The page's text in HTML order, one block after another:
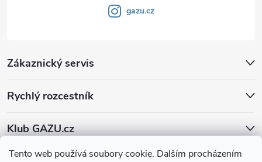
Tento web používá soubory cookie. Dalším procházením
gazu.cz
Zákaznický servis
Rychlý rozcestník
Klub GAZU.cz